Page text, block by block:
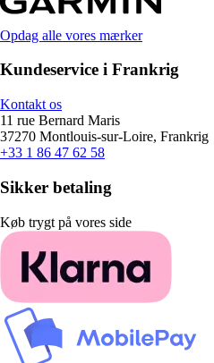
Opdag alle vores mærker
Kundeservice i Frankrig
Kontakt os
11 rue Bernard Maris
37270 Montlouis-sur-Loire, Frankrig
+33 1 86 47 62 58
Sikker betaling
Køb trygt på vores side